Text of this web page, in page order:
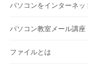
パソコンをインターネッ
パソコン教室メール講座
ファイルとは